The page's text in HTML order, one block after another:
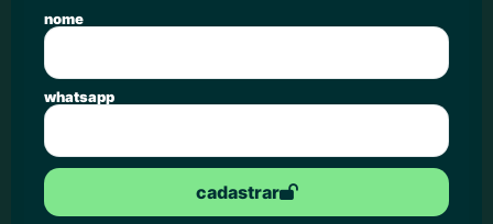
nome
whatsapp
cadastrar